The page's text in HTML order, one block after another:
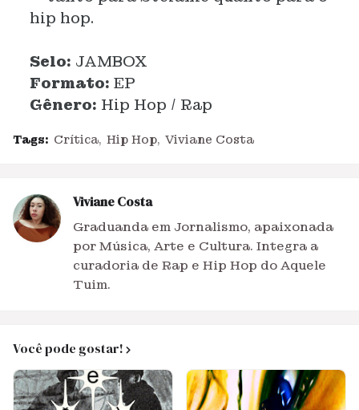
hip hop.
Selo: JAMBOX
Formato: EP
Gênero: Hip Hop / Rap
Tags: Crítica Hip Hop Viviane Costa
Viviane Costa
Graduanda em Jornalismo, apaixonada
por Música, Arte e Cultura. Integra a
curadoria de Rap e Hip Hop do Aquele
Tuim.
Você pode gostar!